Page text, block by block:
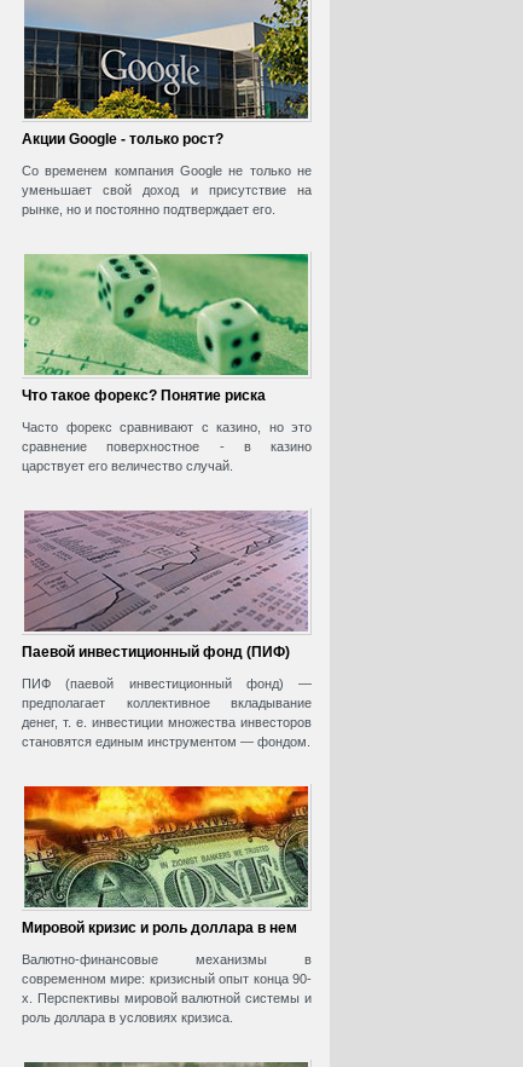
Акции Google - только рост?
Со временем компания Google не только не
уменьшает свой доход и присутствие на
рынке, но и постоянно подтверждает его.
Что такое форекс? Понятие риска
Часто форекс сравнивают с казино, но это
сравнение поверхностное - в казино
царствует его величество случай.
Паевой инвестиционный фонд (ПИФ)
ПИФ (паевой инвестиционный фонд) —
предполагает коллективное вкладывание
денег, т. е. инвестиции множества инвесторов
становятся единым инструментом — фондом.
Мировой кризис и роль доллара в нем
Валютно-финансовые механизмы в
современном мире: кризисный опыт конца 90-
х. Перспективы мировой валютной системы и
роль доллара в условиях кризиса.